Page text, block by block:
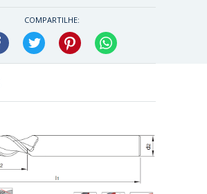
COMPARTILHE:
Facebook Twitter Pinterest